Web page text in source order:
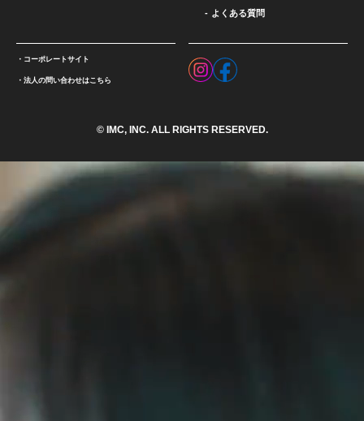
よくある質問
コーポレートサイト
法人の問い合わせはこちら
© IMC, INC. ALL RIGHTS RESERVED.